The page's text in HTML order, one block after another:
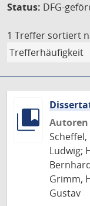
Status: DFG-
1 Treffer sortiert
Autoren
Ludwig;
Grimm,
Gustav